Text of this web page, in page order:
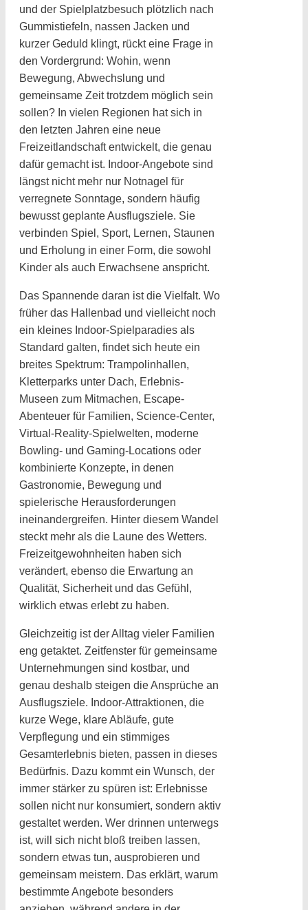
und der Spielplatzbesuch plötzlich nach
Gummistiefeln, nassen Jacken und
kurzer Geduld klingt, rückt eine Frage in
den Vordergrund: Wohin, wenn
Bewegung, Abwechslung und
gemeinsame Zeit trotzdem möglich sein
sollen? In vielen Regionen hat sich in
den letzten Jahren eine neue
Freizeitlandschaft entwickelt, die genau
dafür gemacht ist. Indoor-Angebote sind
längst nicht mehr nur Notnagel für
verregnete Sonntage, sondern häufig
bewusst geplante Ausflugsziele. Sie
verbinden Spiel, Sport, Lernen, Staunen
und Erholung in einer Form, die sowohl
Kinder als auch Erwachsene anspricht.
Das Spannende daran ist die Vielfalt. Wo
früher das Hallenbad und vielleicht noch
ein kleines Indoor-Spielparadies als
Standard galten, findet sich heute ein
breites Spektrum: Trampolinhallen,
Kletterparks unter Dach, Erlebnis-
Museen zum Mitmachen, Escape-
Abenteuer für Familien, Science-Center,
Virtual-Reality-Spielwelten, moderne
Bowling- und Gaming-Locations oder
kombinierte Konzepte, in denen
Gastronomie, Bewegung und
spielerische Herausforderungen
ineinandergreifen. Hinter diesem Wandel
steckt mehr als die Laune des Wetters.
Freizeitgewohnheiten haben sich
verändert, ebenso die Erwartung an
Qualität, Sicherheit und das Gefühl,
wirklich etwas erlebt zu haben.
Gleichzeitig ist der Alltag vieler Familien
eng getaktet. Zeitfenster für gemeinsame
Unternehmungen sind kostbar, und
genau deshalb steigen die Ansprüche an
Ausflugsziele. Indoor-Attraktionen, die
kurze Wege, klare Abläufe, gute
Verpflegung und ein stimmiges
Gesamterlebnis bieten, passen in dieses
Bedürfnis. Dazu kommt ein Wunsch, der
immer stärker zu spüren ist: Erlebnisse
sollen nicht nur konsumiert, sondern aktiv
gestaltet werden. Wer drinnen unterwegs
ist, will sich nicht bloß treiben lassen,
sondern etwas tun, ausprobieren und
gemeinsam meistern. Das erklärt, warum
bestimmte Angebote besonders